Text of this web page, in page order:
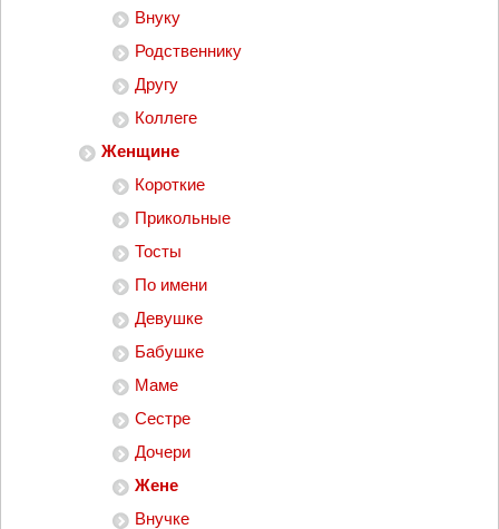
Внуку
Родственнику
Другу
Коллеге
Женщине
Короткие
Прикольные
Тосты
По имени
Девушке
Бабушке
Маме
Сестре
Дочери
Жене
Внучке